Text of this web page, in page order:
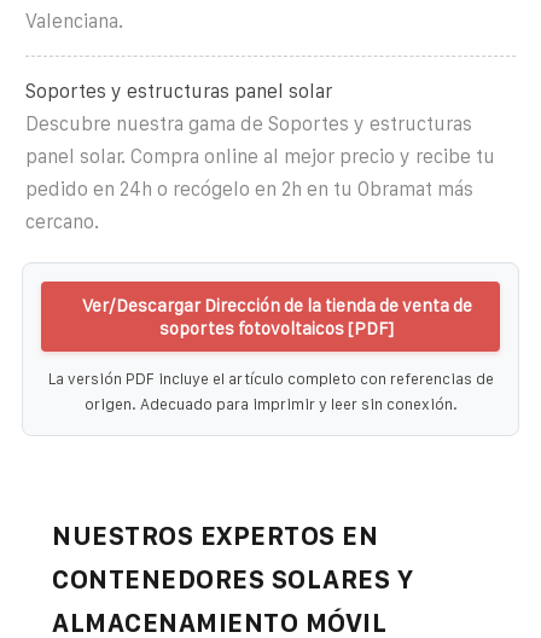
Valenciana.
Soportes y estructuras panel solar
Descubre nuestra gama de Soportes y estructuras
panel solar. Compra online al mejor precio y recibe tu
pedido en 24h o recógelo en 2h en tu Obramat más
cercano.
Ver/Descargar Dirección de la tienda de venta de
soportes fotovoltaicos [PDF]
La versión PDF incluye el artículo completo con referencias de
origen. Adecuado para imprimir y leer sin conexión.
NUESTROS EXPERTOS EN
CONTENEDORES SOLARES Y
ALMACENAMIENTO MÓVIL